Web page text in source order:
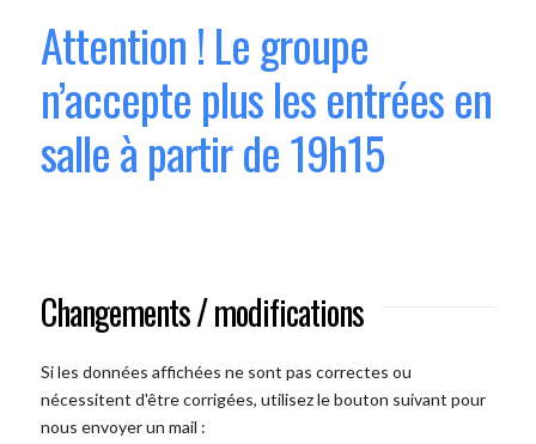
Attention ! Le groupe
n’accepte plus les entrées en
salle à partir de 19h15
Changements / modifications
Si les données affichées ne sont pas correctes ou
nécessitent d'être corrigées, utilisez le bouton suivant pour
nous envoyer un mail :